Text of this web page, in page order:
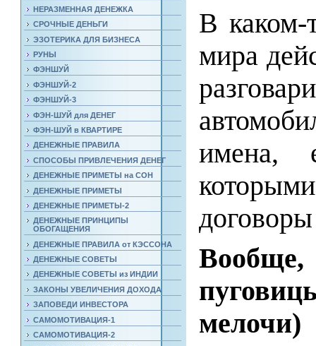
НЕРАЗМЕННАЯ ДЕНЕЖКА
СРОЧНЫЕ ДЕНЬГИ
ЭЗОТЕРИКА ДЛЯ БИЗНЕСА
РУНЫ
ФЭНШУЙ
ФЭНШУЙ-2
ФЭНШУЙ-3
ФЭН-ШУЙ для ДЕНЕГ
ФЭН-ШУЙ в КВАРТИРЕ
ДЕНЕЖНЫЕ ПРАВИЛА
СПОСОБЫ ПРИВЛЕЧЕНИЯ ДЕНЕГ
ДЕНЕЖНЫЕ ПРИМЕТЫ на СОН
ДЕНЕЖНЫЕ ПРИМЕТЫ
ДЕНЕЖНЫЕ ПРИМЕТЫ-2
ДЕНЕЖНЫЕ ПРИНЦИПЫ
ОБОГАЩЕНИЯ
ДЕНЕЖНЫЕ ПРАВИЛА от КЭССОНА
ДЕНЕЖНЫЕ СОВЕТЫ
ДЕНЕЖНЫЕ СОВЕТЫ из ИНДИИ
ЗАКОНЫ УВЕЛИЧЕНИЯ ДОХОДА
ЗАПОВЕДИ ИНВЕСТОРА
САМОМОТИВАЦИЯ-1
САМОМОТИВАЦИЯ-2
В каком-
мира
имена,